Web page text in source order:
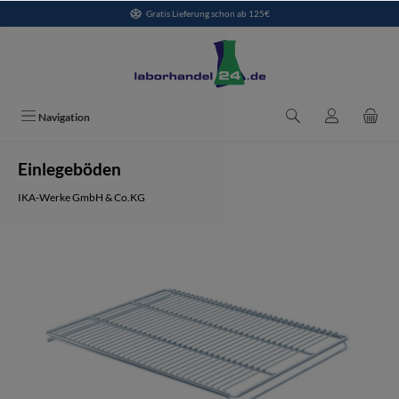
Gratis Lieferung schon ab 125€
Navigation
Einlegeböden
IKA-Werke GmbH & Co.KG